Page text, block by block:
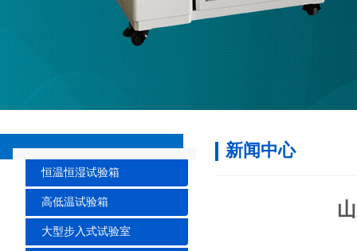
恒温恒湿试验箱
高低温试验箱
大型步入式试验室
新闻中心